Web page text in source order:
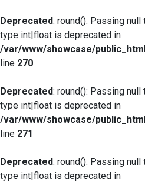
Deprecated: round(): Passing
type int|float is deprecated in
/var/www/showcase/
line 270
Deprecated: round(): Passing
type int|float is deprecated in
/var/www/showcase/
line 271
Deprecated: round(): Passing
type int|float is deprecated in